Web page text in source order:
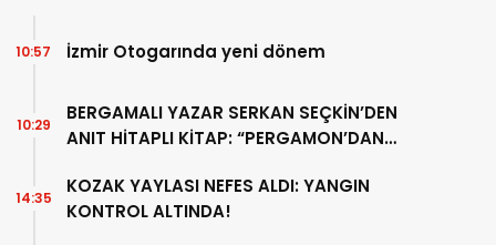
İzmir Otogarında yeni dönem
10:57
BERGAMALI YAZAR SERKAN SEÇKİN’DEN
ANIT HİTAPLI KİTAP: “PERGAMON’DAN
10:29
KOZAK YAYLASI NEFES ALDI: YANGIN
KONTROL ALTINDA!
14:35